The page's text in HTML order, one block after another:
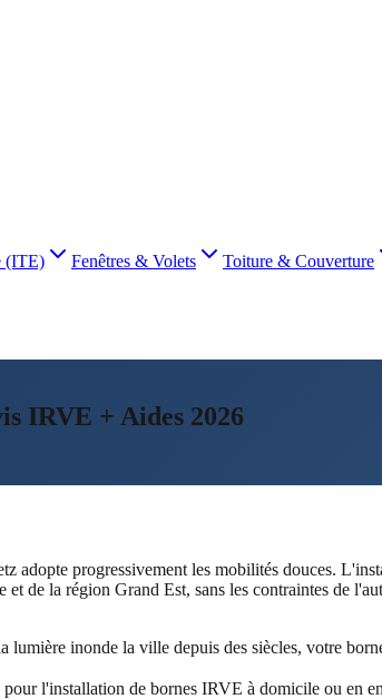
(ITE) Fenêtres & Volets Toiture & Couverture
IRVE + Aides 2026
adopte progressivement les mobilités douces.
de la région Grand Est, sans les contraintes de
lumière inonde la ville depuis des siècles, votre
l'installation de bornes IRVE à domicile ou en